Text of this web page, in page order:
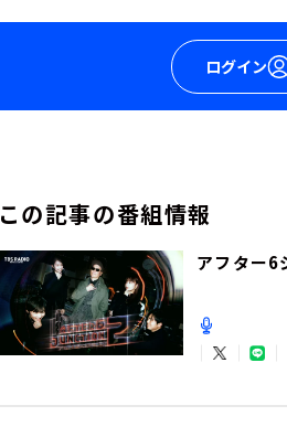
ログイン
この記事の番組情報
アフター6